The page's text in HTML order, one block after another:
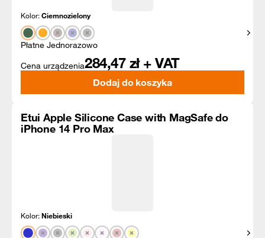
Kolor:Ciemnozielony
Płatne Jednorazowo
Cena urządzenia284,47 zł + VAT
Dodaj do koszyka
Etui Apple Silicone Case with MagSafe do
iPhone 14 Pro Max
Kolor:Niebieski